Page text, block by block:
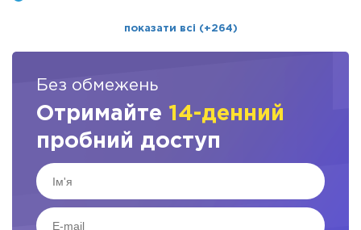
показати всі (+264)
Без обмежень
Отримайте 14-денний
пробний доступ